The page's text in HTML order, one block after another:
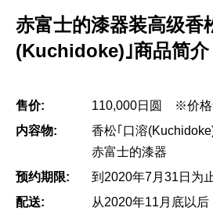
赤富士的漆器装高级香
(Kuchidoke)｣商品简介
售价:
110,000日圆 ※价格
内容物:
香松｢口溶
赤富士的漆器
预约期限:
到2020年7月31日为
配送:
从2020年11月底以后